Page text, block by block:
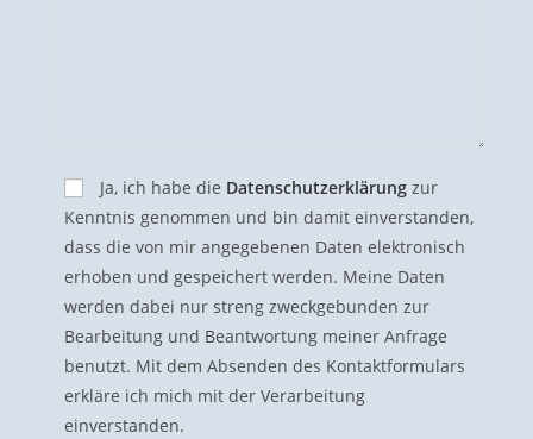
Ja, ich habe die Datenschutzerklärung zur
Kenntnis genommen und bin damit einverstanden,
dass die von mir angegebenen Daten elektronisch
erhoben und gespeichert werden. Meine Daten
werden dabei nur streng zweckgebunden zur
Bearbeitung und Beantwortung meiner Anfrage
benutzt. Mit dem Absenden des Kontaktformulars
erkläre ich mich mit der Verarbeitung
einverstanden.